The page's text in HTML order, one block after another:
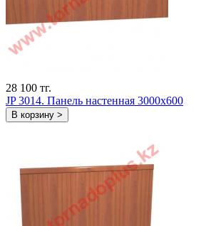
28 100 тг.
JP 3014. Панель настенная 3000х600
В корзину >